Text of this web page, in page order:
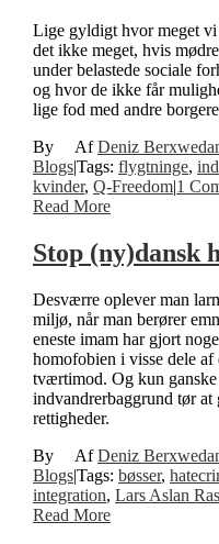
Lige gyldigt hvor meget
det ikke meget, hvis
under belastede sociale
og hvor de ikke får
lige fod med andre
By
Deniz
Blogs|Tags: flygtninge,
kvinder, Q-Freedom|1
Read More
Stop (ny)dansk
Desværre oplever man
miljø, når man berører
eneste imam har gjort
homofobien i visse dele
tværtimod. Og kun
indvandrerbaggrund tør at
rettigheder.
By
Deniz
Blogs|Tags: bøsser,
integration, Lars Aslan
Read More